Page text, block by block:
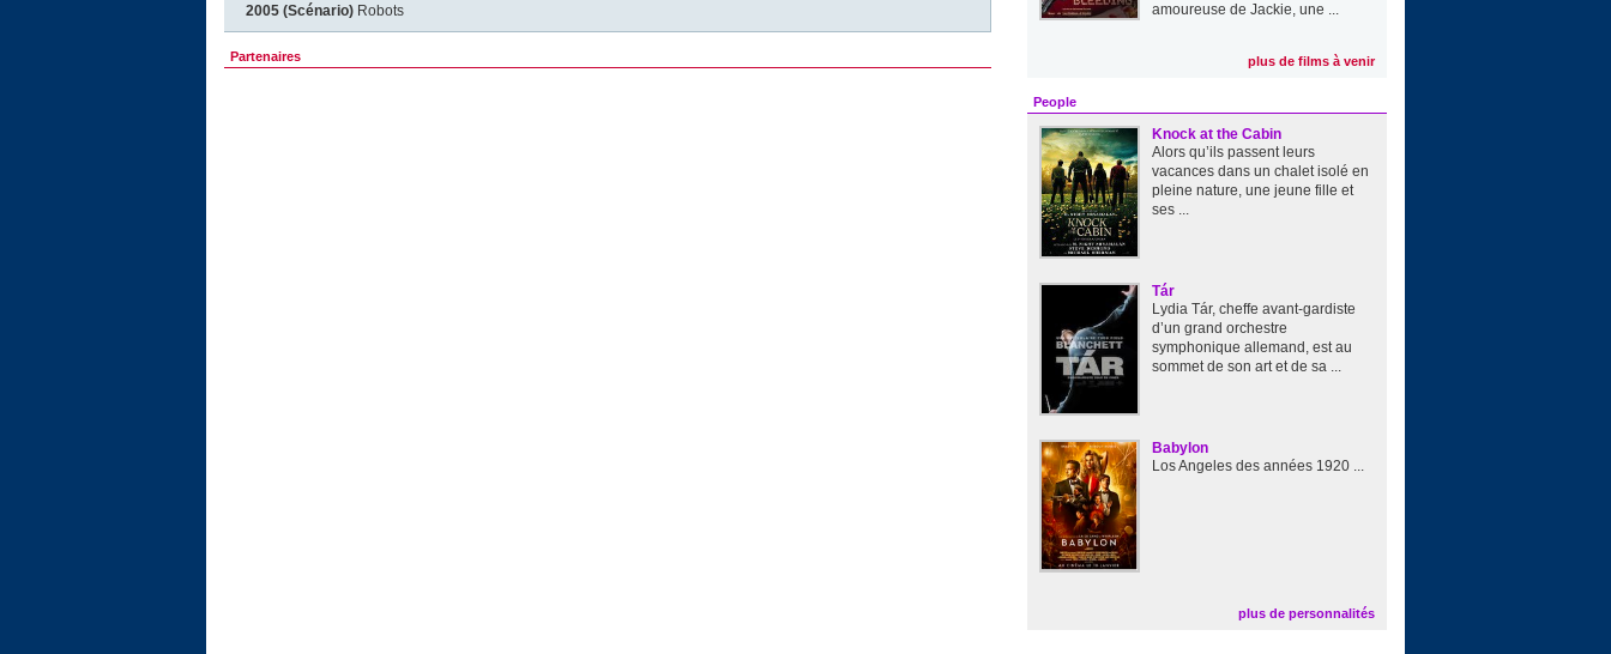
2005 (Scénario) Robots
Partenaires
amoureuse de Jackie, une ...
plus de films à venir
People
Knock at the Cabin
Alors qu’ils passent leurs
vacances dans un chalet isolé en
pleine nature, une jeune fille et
ses ...
Tár
Lydia Tár, cheffe avant-gardiste
d’un grand orchestre
symphonique allemand, est au
sommet de son art et de sa ...
Babylon
Los Angeles des années 1920 ...
plus de personnalités